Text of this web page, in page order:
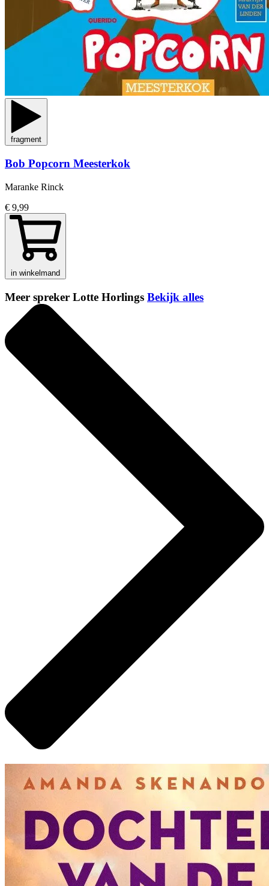
fragment
Bob Popcorn Meesterkok
Maranke Rinck
€ 9,99
in winkelmand
Meer spreker Lotte Horlings Bekijk alles